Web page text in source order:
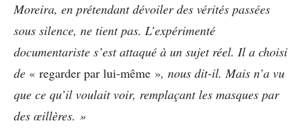
Moreira, en prétendant dévoiler des vérités passées
sous silence, ne tient pas. L’expérimenté
documentariste s’est attaqué à un sujet réel. Il a choisi
de « regarder par lui-même », nous dit-il. Mais n’a vu
que ce qu’il voulait voir, remplaçant les masques par
des œillères. »